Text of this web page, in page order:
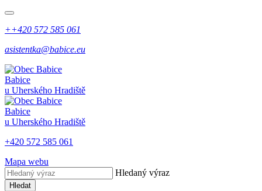
++420 572 585 061
asistentka@babice.eu
Babice
u Uherského Hradiště
Babice
u Uherského Hradiště
+420 572 585 061
Mapa webu
Hledaný výraz
Hledat